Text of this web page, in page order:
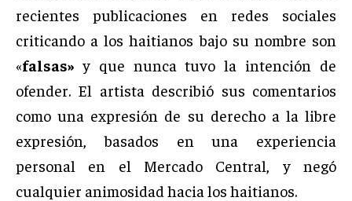
recientes publicaciones en redes sociales
criticando a los haitianos bajo su nombre son
«falsas» y que nunca tuvo la intención de
ofender. El artista describió sus comentarios
como una expresión de su derecho a la libre
expresión, basados en una experiencia
personal en el Mercado Central, y negó
cualquier animosidad hacia los haitianos.